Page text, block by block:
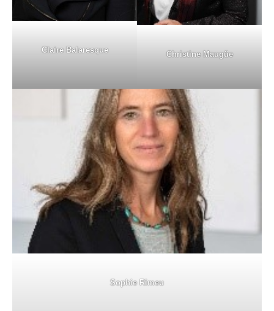
Claire Balaresque Christine Maugüe
Sophie Rimeu